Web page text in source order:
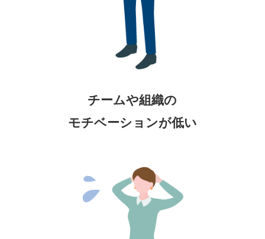
チームや組織の
モチベーションが低い